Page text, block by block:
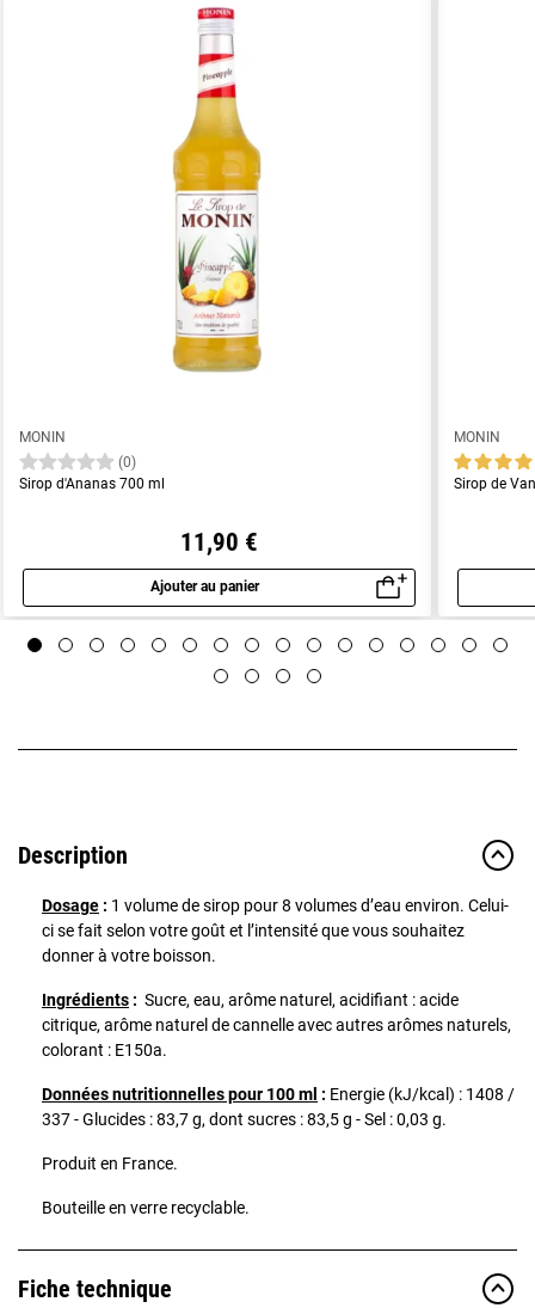
MONIN
(0)
Sirop d'Ananas 700 ml
11,90 €
Ajouter au panier
Aperçu rapide
MONIN
Sirop de
Description
Dosage : 1 volume de sirop pour 8 volumes d’eau environ. Celui-
ci se fait selon votre goût et l’intensité que vous souhaitez
donner à votre boisson.
Ingrédients : Sucre, eau, arôme naturel, acidifiant : acide
citrique, arôme naturel de cannelle avec autres arômes naturels,
colorant : E150a.
Données nutritionnelles pour 100 ml : Energie (kJ/kcal) : 1408 /
337 - Glucides : 83,7 g, dont sucres : 83,5 g - Sel : 0,03 g.
Produit en France.
Bouteille en verre recyclable.
Fiche technique